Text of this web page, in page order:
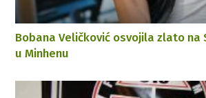
Bobana Veličković osvojila zlato na
u Minhenu